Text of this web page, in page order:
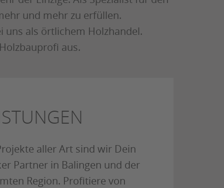
und mehr zu erfüllen.
uns als örtlichem Holzhandel.
aus.
aller Art sind wir Dein
Partner in Balingen und der
Region. Profitiere von